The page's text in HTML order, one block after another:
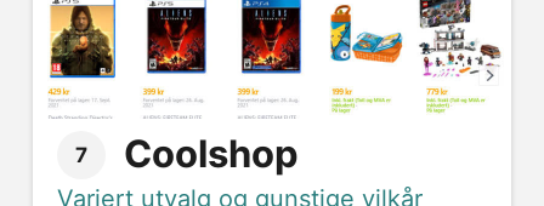
7 Coolshop
Variert utvalg og gunstige vilkår